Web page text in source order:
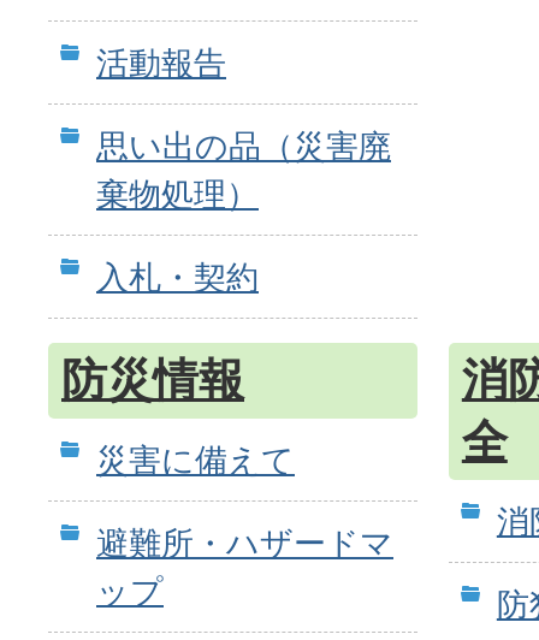
活動報告
思い出の品（災害廃
棄物処理）
入札・契約
防災情報
災害に備えて
避難所・ハザードマ
ップ
消
全
消
防